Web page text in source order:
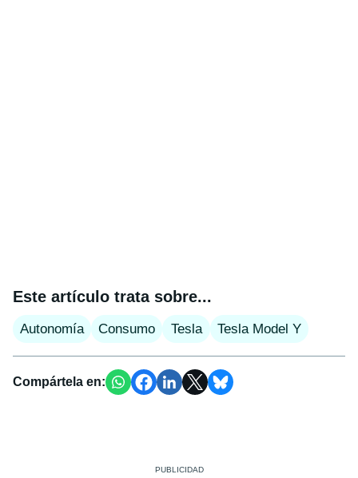
Este artículo trata sobre...
Autonomía Consumo Tesla Tesla Model Y
Compártela en: